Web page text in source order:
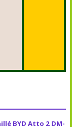
BYD Atto 2 DM-